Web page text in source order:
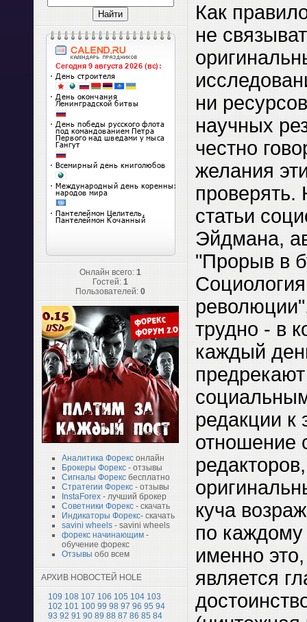
Онлайн всего: 1
Гостей: 1
Пользователей: 0
Аналитика Форекс онлайн
Брокеры Форекс - отзывы
Сигналы Форекс бесплатно
Стратегии Форекс - отзывы
InstaForex - лучший брокер
Советники Форекс - скачать
Индикаторы Форекс- скачать
savini wheels - savini wheels
форекс начинающим -
обучение форекс
Отзывы обо всем
АРХИВ НОВОСТЕЙ HOLE
109 108 107 106 105 104 103
102 101 100 99 98 97 96 95 94
93 92 91 90 89 88 87 86 85 84
Как
не
ни
научных
честно
желания
проверять.
статьи
Эйдмана,
"Прорыв в
трудно - в
каждый
редакции к
отношение
куча
по
именно
является